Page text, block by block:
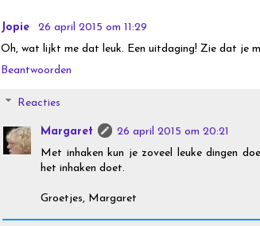
Jopie
26 april 2015 om 11:29
Oh, wat lijkt me dat leuk. Een uitdaging! Zie dat je
Beantwoorden
Reacties
Margaret
26 april 2015 om 20:21
Met inhaken kun je zoveel leuke dingen
het inhaken doet.
Groetjes, Margaret